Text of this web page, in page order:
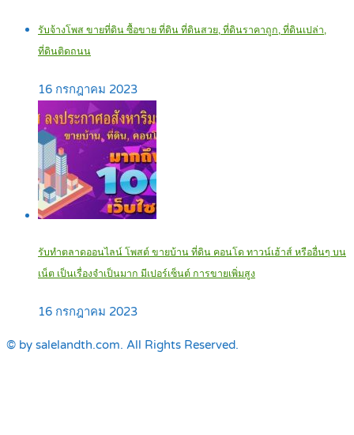
รับจ้างโพส ขายที่ดิน ซื้อขาย ที่ดิน ที่ดินสวย, ที่ดินราคาถูก, ที่ดินเปล่า,
ที่ดินติดถนน
16 กรกฎาคม 2023
รับทำตลาดออนไลน์ โพสต์ ขายบ้าน ที่ดิน คอนโด ทาวน์เฮ้าส์ หรืออื่นๆ บน
เน็ต เป็นเรื่องจำเป็นมาก มีเปอร์เซ็นต์ การขายเพิ่มสูง
16 กรกฎาคม 2023
© by salelandth.com. All Rights Reserved.